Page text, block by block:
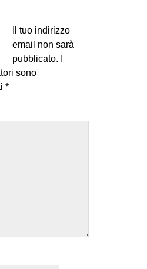
Il tuo indirizzo
email non sarà
pubblicato.
sono
*